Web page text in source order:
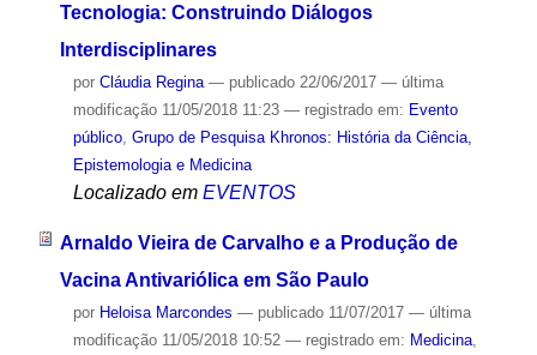
Tecnologia: Construindo Diálogos
Interdisciplinares
por Cláudia Regina — publicado22/06/2017 — última
modificação11/05/2018 11:23 — registrado em: Evento
público, Grupo de Pesquisa Khronos: História da Ciência,
Epistemologia e Medicina
Localizado em EVENTOS
Arnaldo Vieira de Carvalho e a Produção de
Vacina Antivariólica em São Paulo
por Heloisa Marcondes — publicado11/07/2017 — última
modificação11/05/2018 10:52 — registrado em: Medicina,